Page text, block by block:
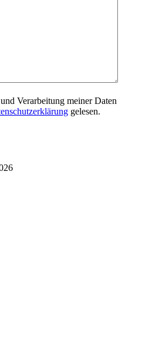
Verarbeitung meiner Daten
gelesen.